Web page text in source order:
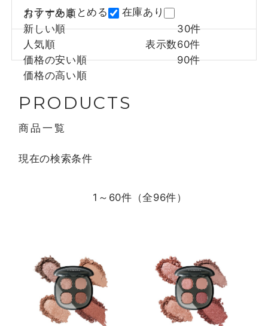
カラーをまとめる 在庫あり
おすすめ順
新しい順
人気順
価格の安い順
価格の高い順
表示数
30件
60件
90件
PRODUCTS
商品一覧
現在の検索条件
1～60件（全96件）